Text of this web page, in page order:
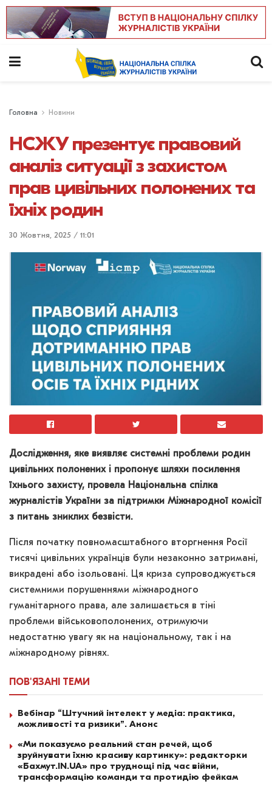
Головна Новини
НСЖУ презентує правовий
аналіз ситуації з захистом
прав цивільних полонених та
їхніх родин
30 Жовтня, 2025 / 11:01
Дослідження, яке виявляє системні проблеми родин
цивільних полонених і пропонує шляхи посилення
їхнього захисту, провела Національна спілка
журналістів України за підтримки Міжнародної комісії
з питань зниклих безвісти.
Після початку повномасштабного вторгнення Росії
тисячі цивільних українців були незаконно затримані,
викрадені або ізольовані. Ця кризa супроводжується
системними порушеннями міжнародного
гуманітарного права, але залишається в тіні
проблеми військовополонених, отримуючи
недостатню увагу як на національному, так і на
міжнародному рівнях.
ПОВ'ЯЗАНІ ТЕМИ
Вебінар “Штучний інтелект у медіа: практика,
можливості та ризики”. Анонс
«Ми показуємо реальний стан речей, щоб
зруйнувати їхню красиву картинку»: редакторки
«Бахмут.IN.UA» про труднощі під час війни,
трансформацію команди та протидію фейкам